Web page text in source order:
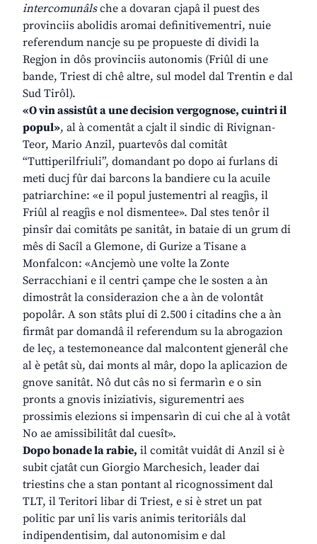
intercomunâlsche a dovaran cjapâ il puest des
provinciis abolidis aromai definitivementri, nuie
referendum nancje su pe propueste di dividi la
Regjon in dôs provinciis autonomis (Friûl di une
bande, Triest di chê altre, sul model dal Trentin e dal
Sud Tirôl).
«O vin assistût a une decision vergognose, cuintri il
popul», al à comentât a cjalt il sindic di Rivignan-
Teor, Mario Anzil, puartevôs dal comitât
“Tuttiperilfriuli”, domandant po dopo ai furlans di
meti ducj fûr dai barcons la bandiere cu la acuile
patriarchine: «e il popul justementri al reagjìs, il
Friûl al reagjìs e nol dismentee». Dal stes tenôr il
pinsîr dai comitâts pe sanitât, in bataie di un grum di
mês di Sacîl a Glemone, di Gurize a Tisane a
Monfalcon: «Ancjemò une volte la Zonte
Serracchiani e il centri çampe che le sosten a àn
dimostrât la considerazion che a àn de volontât
popolâr. A son stâts plui di 2.500 i citadins che a àn
firmât par domandâ il referendum su la abrogazion
de leç, a testemoneance dal malcontent gjenerâl che
al è petât sù, dai monts al mâr, dopo la aplicazion de
gnove sanitât. Nô dut câs no si fermarìn e o sin
pronts a gnovis iniziativis, sigurementri aes
prossimis elezions si impensarìn di cui che al à votât
No ae amissibilitât dal cuesît».
Dopo bonade la rabie, il comitât vuidât di Anzil si è
subit cjatât cun Giorgio Marchesich, leader dai
triestins che a stan pontant al ricognossiment dal
TLT, il Teritori libar di Triest, e si è stret un pat
politic par unî lis varis animis teritoriâls dal
indipendentisim, dal autonomisim e dal